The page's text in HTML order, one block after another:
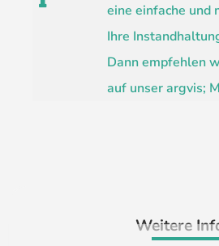
eine einfache und
Ihre
Dann empfehlen
auf unser argvis;
Weitere